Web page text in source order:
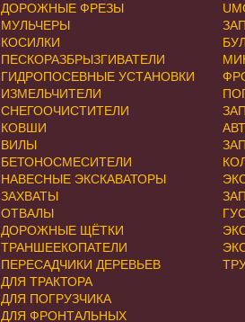
ДОРОЖНЫЕ ФРЕЗЫ
МУЛЬЧЕРЫ
КОСИЛКИ
ПЕСКОРАЗБРЫЗГИВАТЕЛИ
ГИДРОПОСЕВНЫЕ УСТАНОВКИ
ИЗМЕЛЬЧИТЕЛИ
СНЕГООЧИСТИТЕЛИ
КОВШИ
ВИЛЫ
БЕТОНОСМЕСИТЕЛИ
НАВЕСНЫЕ ЭКСКАВАТОРЫ
ЗАХВАТЫ
ОТВАЛЫ
ДОРОЖНЫЕ ЩЁТКИ
ТРАНШЕЕКОПАТЕЛИ
ПЕРЕСАДЧИКИ ДЕРЕВЬЕВ
ДЛЯ ТРАКТОРА
ДЛЯ ПОГРУЗЧИКА
ДЛЯ ФРОНТАЛЬНЫХ